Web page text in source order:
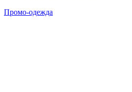
Промо-одежда